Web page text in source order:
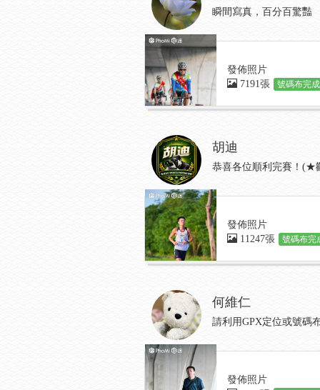
瞬間寫真，百分百驚豔
發佈照片
7191張
號碼布完
胡迪
恭喜各位順利完賽！(★
發佈照片
11247張
號碼布完
何維仁
請利用GPX定位或號碼
發佈照片